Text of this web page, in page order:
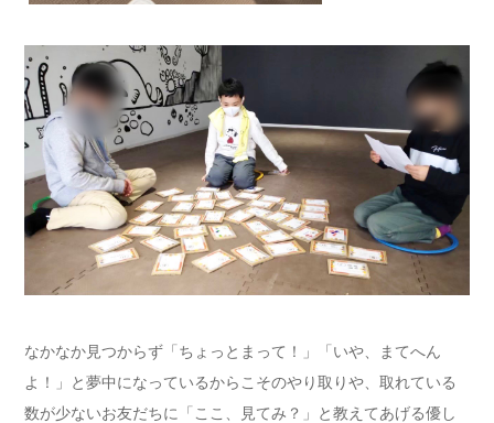
なかなか見つからず「ちょっとまって！」「いや、まてへん
よ！」と夢中になっているからこそのやり取りや、取れている
数が少ないお友だちに「ここ、見てみ？」と教えてあげる優し